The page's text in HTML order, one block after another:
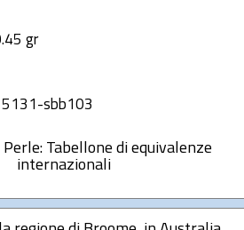
gr
sbb103
Tabellone di equivalenze
internazionali